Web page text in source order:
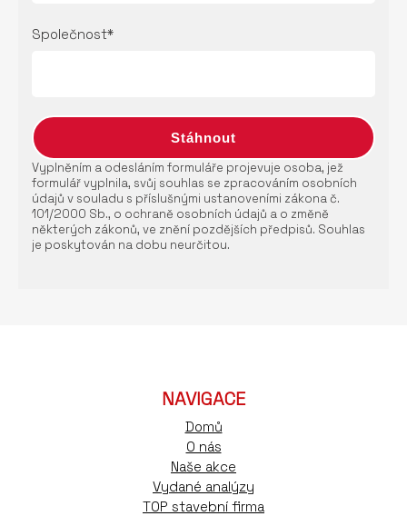
Společnost*
Vyplněním a odesláním formuláře projevuje osoba, jež
formulář vyplnila, svůj souhlas se zpracováním osobních
údajů v souladu s příslušnými ustanoveními zákona č.
101/2000 Sb., o ochraně osobních údajů a o změně
některých zákonů, ve znění pozdějších předpisů. Souhlas
je poskytován na dobu neurčitou.
NAVIGACE
Domů
O nás
Naše akce
Vydané analýzy
TOP stavební firma